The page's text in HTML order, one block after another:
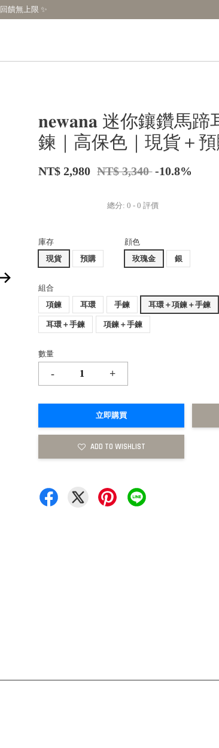
【分享購物評價💬】贈$30元購物金
𝐧𝐞𝐰𝐚𝐧𝐚 迷你鑲鑽馬蹄
鍊｜高保色｜現貨＋預
NT$ 2,980 NT$ 3,340 -10.8%
總分:0 -0 評價
庫存
現貨
預購
顔色
玫瑰金
銀
組合
項鍊
耳環 手鍊 耳環＋項鍊＋手鍊
耳環＋手鍊 項鍊＋手鍊
數量
- +
立即購買
ADD TO WISHLIST